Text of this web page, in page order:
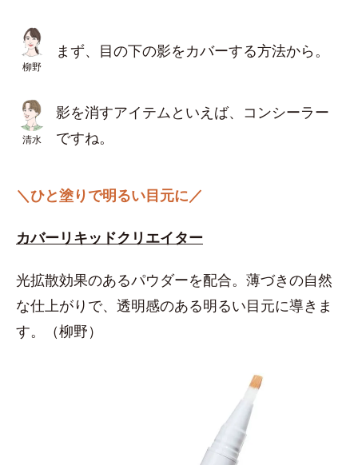
柳野
まず、目の下の影をカバーする方法から。
清水
影を消すアイテムといえば、コンシーラー
ですね。
＼ひと塗りで明るい目元に／
カバーリキッドクリエイター
光拡散効果のあるパウダーを配合。薄づきの自然
な仕上がりで、透明感のある明るい目元に導きま
す。（柳野）